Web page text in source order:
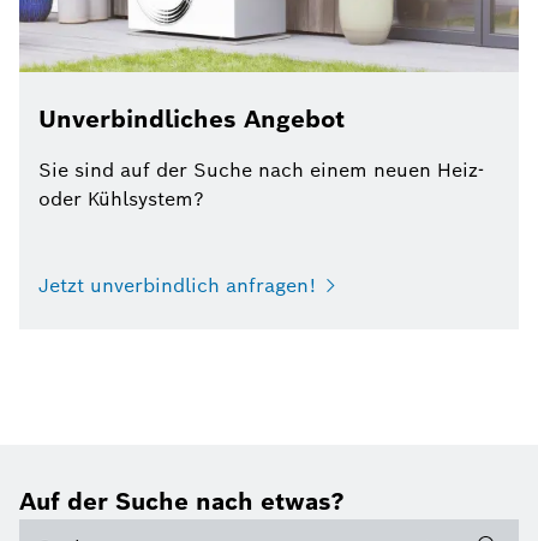
Unverbindliches Angebot
Sie sind auf der Suche nach einem neuen Heiz-
oder Kühlsystem?
Jetzt unverbindlich anfragen!
Auf der Suche nach etwas?